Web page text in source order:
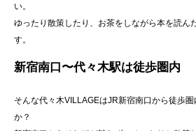
い。
ゆったり散策したり、お茶をしながら本を読ん
す。
新宿南口〜代々木駅は徒歩圏内
そんな代々木VILLAGEはJR新宿南口から徒歩
か？